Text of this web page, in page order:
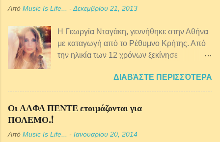
Από Music Is Life... -Δεκεμβρίου 21, 2013
Η Γεωργία Νταγάκη, γεννήθηκε στην Αθήνα
με καταγωγή από τo Ρέθυμνο Κρήτης. Από
την ηλικία των 12 χρόνων ξεκίνησε
ξεκίνησε πιάνο, φωνητική, θεωρία και
αρμονία της μουσικής. Από αρκετά μικρή
μουσική και έχει συνεργαστεί με πολλούς
ερμηνευτές της έντεχνης σκηνής, μια και το
ΔΙΑΒΆΣΤΕ ΠΕΡΙΣΣΌΤΕΡΑ
Οι ΑΛΦΑ ΠΕΝΤΕ ετοιμάζονται για
ΠΟΛΕΜΟ.!
Από Music Is Life... - Ιανουαρίου 20, 2014